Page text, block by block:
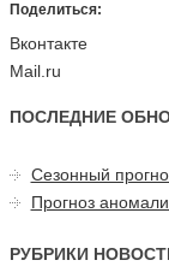
Поделиться:
Вконтакте
Mail.ru
ПОСЛЕДНИЕ
Сезонный
Прогноз
РУБРИКИ